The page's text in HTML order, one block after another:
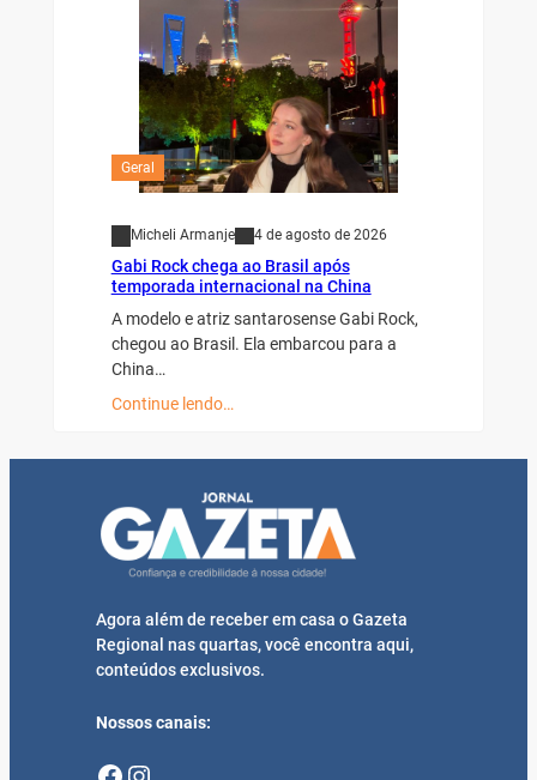
Geral
Micheli Armanje
Gabi Rock chega ao Brasil após
temporada internacional na China
chegou ao Brasil. Ela embarcou para a
China…
Regional nas quartas, você encontra aqui,
conteúdos exclusivos.
Facebook Instagram